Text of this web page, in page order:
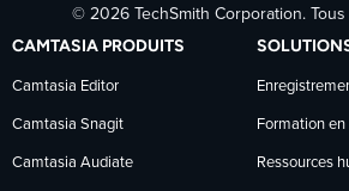
sursur
© 2026 TechSmith Corporation.
CAMTASIA PRODUITS
Camtasia Editor
Camtasia Snagit
Camtasia Audiate
Formation
Ressources